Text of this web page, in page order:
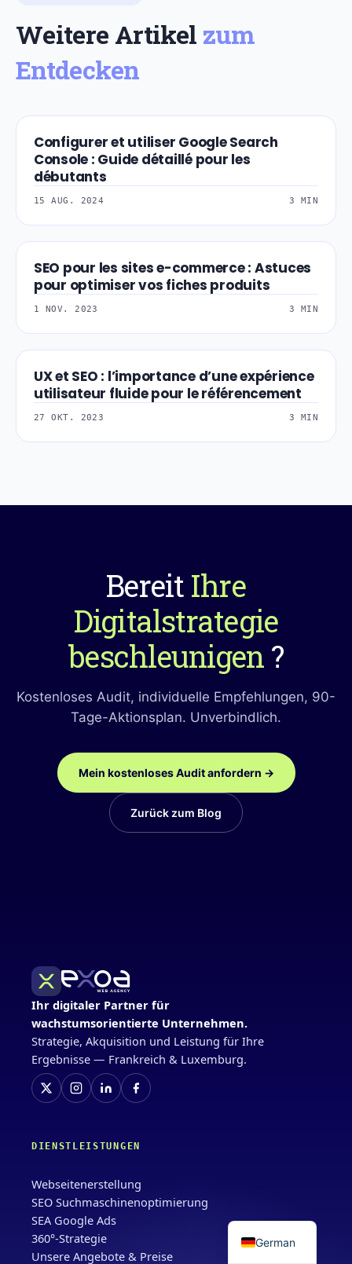
Weitere Artikel zum
Entdecken
AUDIT-SEO-TECHNI
Configurer et utiliser Google Search
Console : Guide détaillé pour les
débutants
15 AUG. 2024 3 MIN
CONTENU-SEO
SEO pour les sites e-commerce : Astuces
pour optimiser vos fiches produits
1 NOV. 2023 3 MIN
SEO-REFERENCEMEN
UX et SEO : l’importance d’une expérience
utilisateur fluide pour le référencement
27 OKT. 2023 3 MIN
Bereit Ihre
Digitalstrategie
beschleunigen ?
Kostenloses Audit, individuelle Empfehlungen, 90-
Tage-Aktionsplan. Unverbindlich.
Mein kostenloses Audit anfordern →
Zurück zum Blog
Ihr digitaler Partner für
wachstumsorientierte Unternehmen.
Strategie, Akquisition und Leistung für Ihre
Ergebnisse — Frankreich & Luxemburg.
DIENSTLEISTUNGEN
Webseitenerstellung
SEO Suchmaschinenoptimierung
SEA Google Ads
360°-Strategie
Unsere Angebote & Preise
German